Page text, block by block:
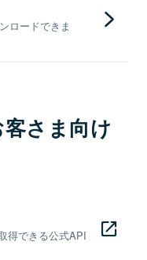
ロードできま
さま向け
得できる公式API